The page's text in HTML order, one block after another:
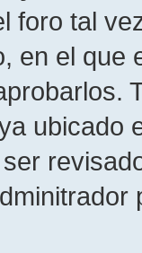
foro tal
en el
ubicado